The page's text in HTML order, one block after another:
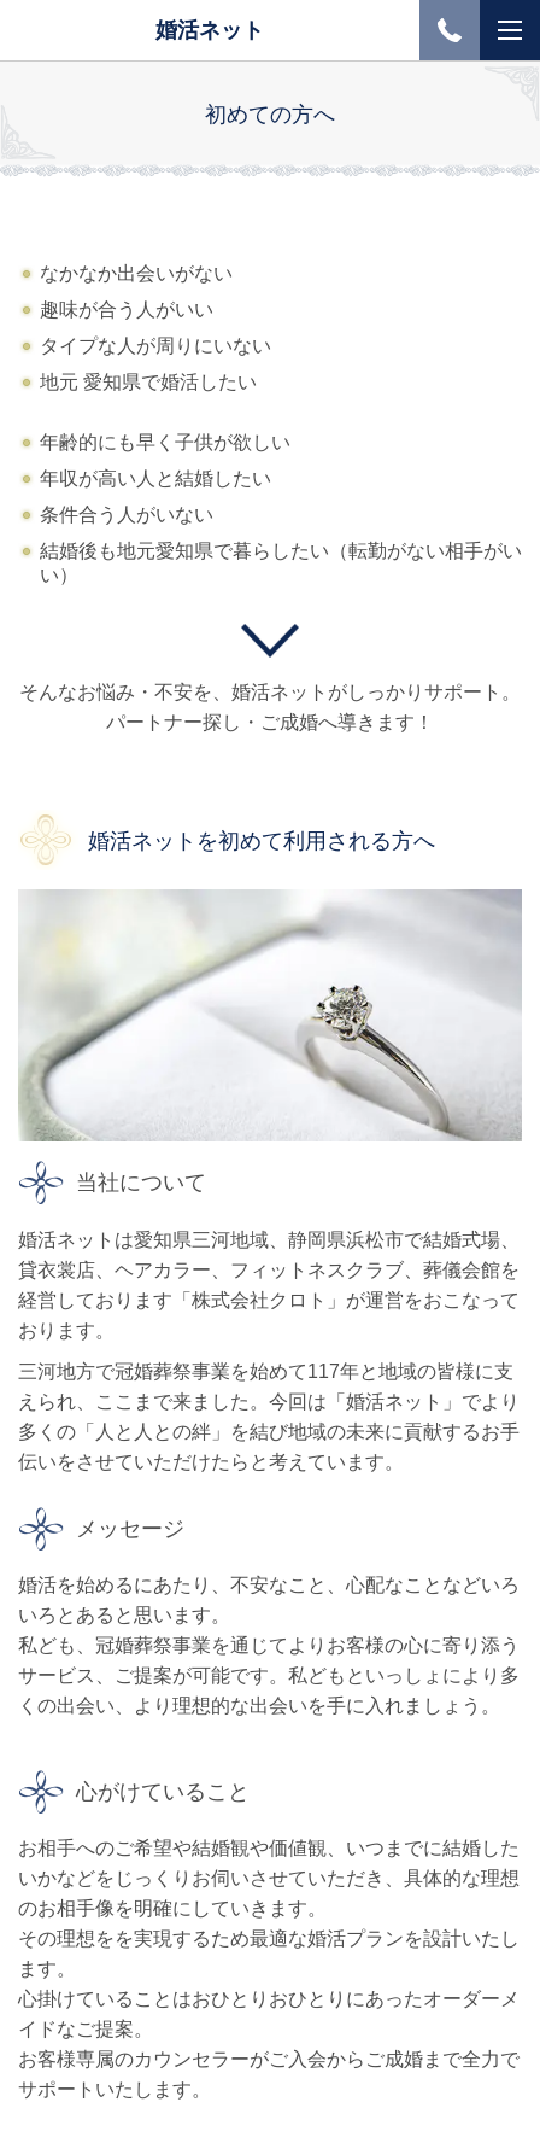
婚活ネット
初めての方へ
なかなか出会いがない
趣味が合う人がいい
タイプな人が周りにいない
地元 愛知県で婚活したい
年齢的にも早く子供が欲しい
年収が高い人と結婚したい
条件合う人がいない
結婚後も地元愛知県で暮らしたい（転勤がない相手がい
い）
そんなお悩み・不安を、 婚活ネットがしっかりサポート。
パートナー探し・ご成婚へ導きます！
婚活ネットを初めて利用される方へ
当社について
婚活ネットは愛知県三河地域、静岡県浜松市で結婚式場、
貸衣裳店、ヘアカラー、フィットネスクラブ、葬儀会館を
経営しております「株式会社クロト」が運営をおこなって
おります。
三河地方で冠婚葬祭事業を始めて117年と地域の皆様に支
えられ、ここまで来ました。今回は「婚活ネット」でより
多くの「人と人との絆」を結び地域の未来に貢献するお手
伝いをさせていただけたらと考えています。
メッセージ
婚活を始めるにあたり、不安なこと、心配なことなどいろ
いろとあると思います。
私ども、冠婚葬祭事業を通じてよりお客様の心に寄り添う
サービス、ご提案が可能です。私どもといっしょにより多
くの出会い、より理想的な出会いを手に入れましょう。
心がけていること
お相手へのご希望や結婚観や価値観、いつまでに結婚した
いかなどをじっくりお伺いさせていただき、具体的な理想
のお相手像を明確にしていきます。
その理想をを実現するため最適な婚活プランを設計いたし
ます。
心掛けていることはおひとりおひとりにあったオーダーメ
イドなご提案。
お客様専属のカウンセラーがご入会からご成婚まで全力で
サポートいたします。